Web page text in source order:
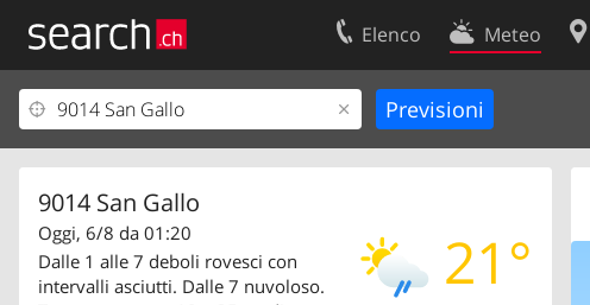
Elenco Meteo
9014 San Gallo
21°
Oggi, 6/8 da 01:20
Dalle 1 alle 7 deboli rovesci con
intervalli asciutti. Dalle 7 nuvoloso.
Il vostro profolio
Area clienti
Informazioni Legali
Contatti
Condizioni d’uso